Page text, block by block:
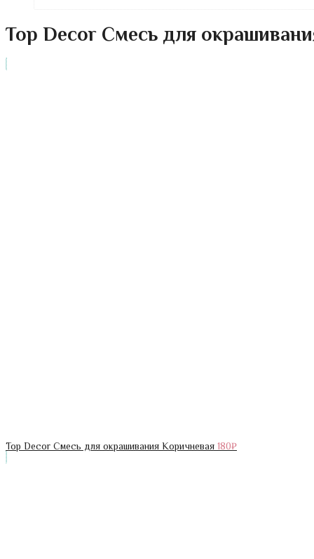
Top Decor Смесь для
Top Decor Смесь для окрашивания Коричневая 180₽